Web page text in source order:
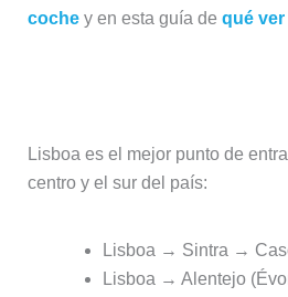
cochey en esta guía de qué ver
Lisboa es el mejor punto de
centro y el sur del país:
Lisboa → Sintra →
Lisboa → Alentejo